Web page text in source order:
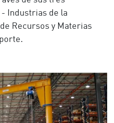
Industrias de la
Recursos y Materias